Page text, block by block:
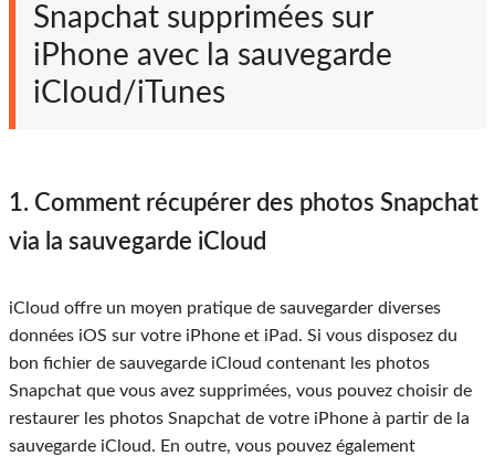
Snapchat supprimées sur
iPhone avec la sauvegarde
iCloud/iTunes
1. Comment récupérer des photos Snapchat
via la sauvegarde iCloud
iCloud offre un moyen pratique de sauvegarder diverses
données iOS sur votre iPhone et iPad. Si vous disposez du
bon fichier de sauvegarde iCloud contenant les photos
Snapchat que vous avez supprimées, vous pouvez choisir de
restaurer les photos Snapchat de votre iPhone à partir de la
sauvegarde iCloud. En outre, vous pouvez également